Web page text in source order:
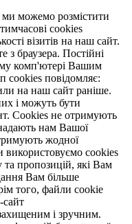
ми можемо розмістити
cookies
візитів на наш сайт.
браузера. Постійні
комп'ютері Вашим
cookies повідомляє:
на наш сайт раніше.
і можуть бути
Сookies не отримують
нам Вашої
жодної
cookies
та пропозицій, які Вам
Вам більше
того, файли cookie
сайт
і зручним.